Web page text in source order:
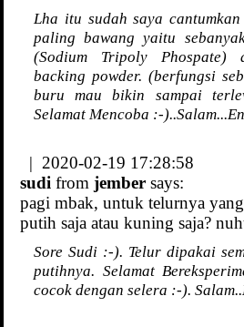
Lha itu sudah saya
paling bawang yaitu
(Sodium Tripoly Phospate)
backing powder. (berfungsi
buru mau bikin sampai
Selamat Mencoba :-
| 2020-02-19 17:28:58
sudi from jember says:
pagi mbak, untuk telurnya
putih saja atau kuning saja?
Sore Sudi :-). Telur dipakai
putihnya. Selamat
cocok dengan selera :-).